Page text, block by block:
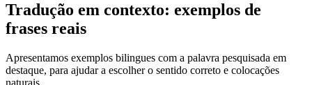
Tradução em contexto: exemplos de
frases reais
Apresentamos exemplos bilingues com a palavra pesquisada em
destaque, para ajudar a escolher o sentido correto e colocações
naturais.